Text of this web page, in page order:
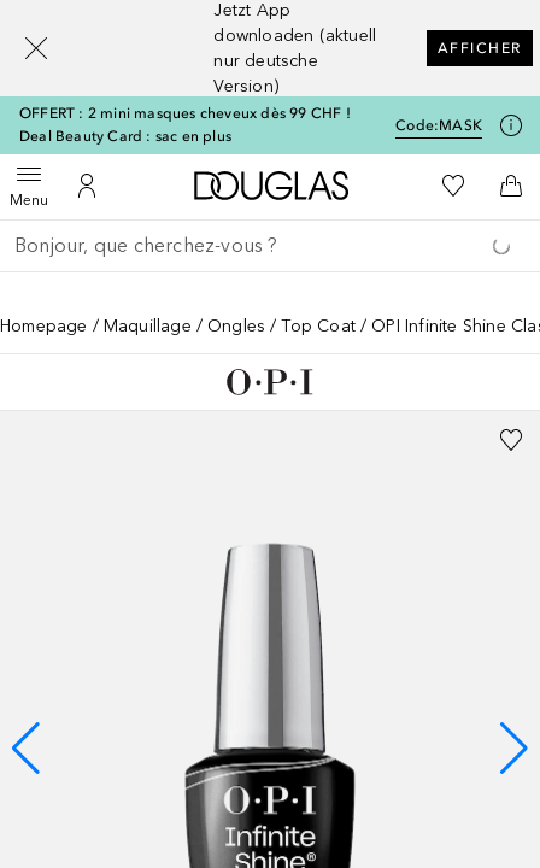
Jetzt App
downloaden (aktuell
nur deutsche
Version)
AFFICHER
OFFERT : 2 mini masques cheveux dès 99 CHF !
Deal Beauty Card : sac en plus
Code:MASK
MenuOuvrir le menuVers Mon Compte
Vers l'accueil Douglas
Vers Ma
Retourner
Exécuter la recherche
Homepage Maquillage Ongles Top Coat OPI Infinite Shine
[navigation.slideout.screenreader]